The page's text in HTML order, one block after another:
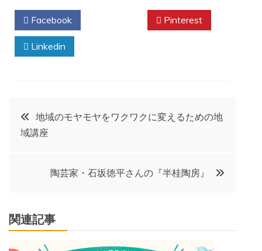
Facebook Pinterest
Linkedin
投
稿
ビ
ゲ
地域のモヤモヤをワクワクに変えるための地
域講座
陶芸家・石坂徳平さんの『半桂陶房』
関連記事